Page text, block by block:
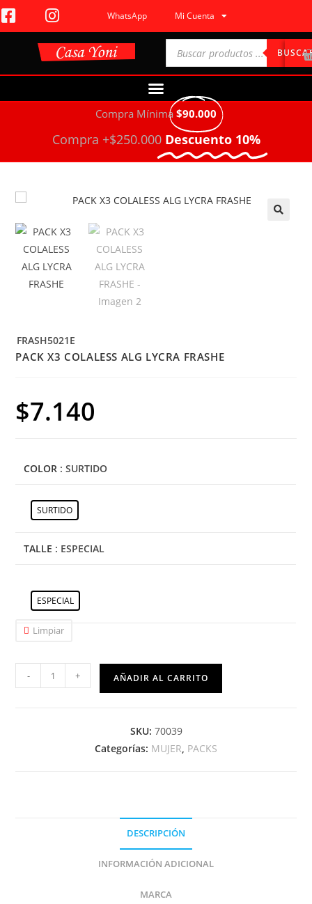
WhatsApp Mi Cuenta
Compra Mínima $90.000
Compra +$250.000 Descuento 10%
FRASH5021E
PACK X3 COLALESS ALG LYCRA FRASHE
$7.140
COLOR : SURTIDO
SURTIDO
TALLE : ESPECIAL
ESPECIAL
Limpiar
- + AÑADIR AL CARRITO
SKU: 70039
Categorías: MUJER, PACKS
DESCRIPCIÓN
INFORMACIÓN ADICIONAL
MARCA